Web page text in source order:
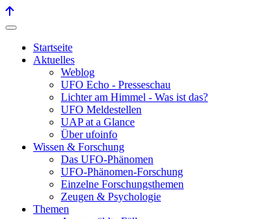
Startseite
Aktuelles
Weblog
UFO Echo - Presseschau
Lichter am Himmel - Was ist das?
UFO Meldestellen
UAP at a Glance
Über ufoinfo
Wissen & Forschung
Das UFO-Phänomen
UFO-Phänomen-Forschung
Einzelne Forschungsthemen
Zeugen & Psychologie
Themen